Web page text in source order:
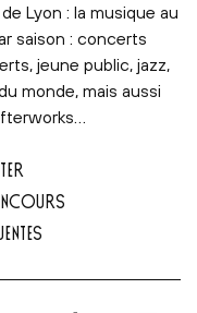
Lyon : la musique au
saison : concerts
jeune public, jazz,
monde, mais aussi